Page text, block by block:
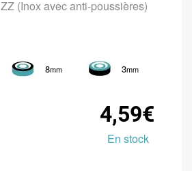
ZZ (Inox avec anti-poussières)
8mm 3mm
4,59€
En stock